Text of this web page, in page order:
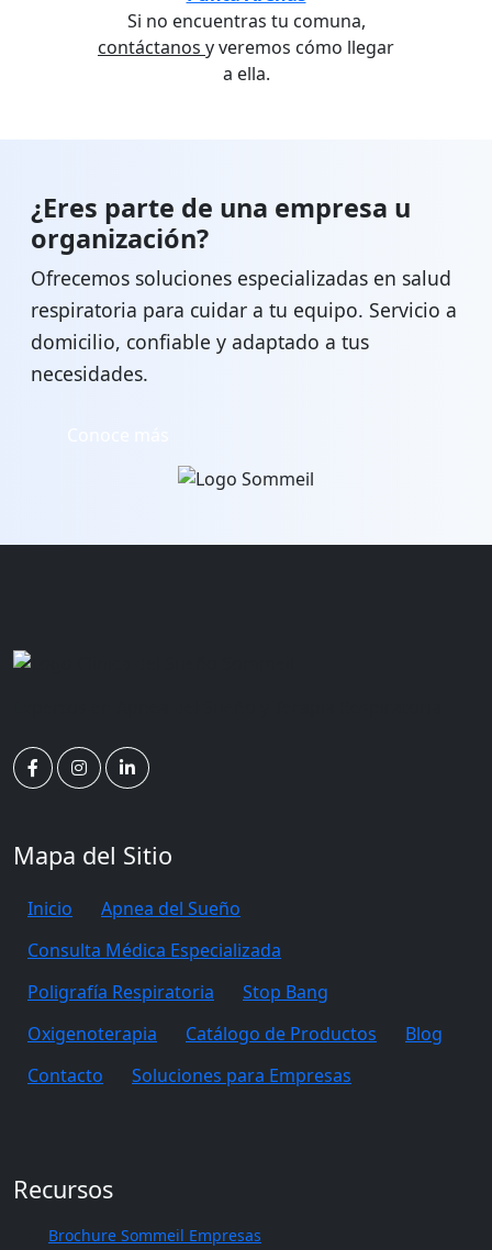
Si no encuentras tu comuna,
contáctanos y veremos cómo llegar
a ella.
¿Eres parte de una empresa u
organización?
Ofrecemos soluciones especializadas en salud
respiratoria para cuidar a tu equipo. Servicio a
domicilio, confiable y adaptado a tus
necesidades.
Mapa del Sitio
Inicio
Apnea del Sueño
Consulta Médica Especializada
Poligrafía Respiratoria
Stop Bang
Oxigenoterapia
Catálogo de Productos
Blog
Contacto
Soluciones para Empresas
Recursos
Brochure Sommeil Empresas